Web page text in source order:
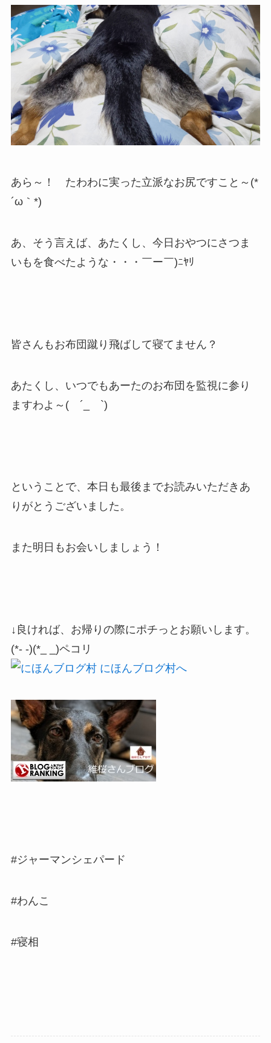
あら～！ たわわに実った立派なお尻ですこと～(*
´ω｀*)
あ、そう言えば、あたくし、今日おやつにさつま
いもを食べたような・・・￣ー￣)ﾆﾔﾘ
皆さんもお布団蹴り飛ばして寝てません？
あたくし、いつでもあーたのお布団を監視に参り
ますわよ～( ´_ゝ`)
ということで、本日も最後までお読みいただきあ
りがとうございました。
また明日もお会いしましょう！
↓良ければ、お帰りの際にポチっとお願いします。
(*- -)(*_ _)ペコリ
#ジャーマンシェパード
#わんこ
#寝相